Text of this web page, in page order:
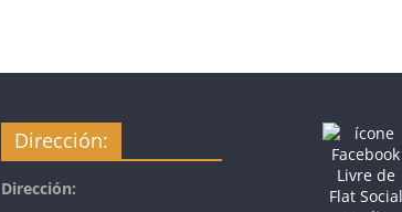
Dirección:
Dirección: